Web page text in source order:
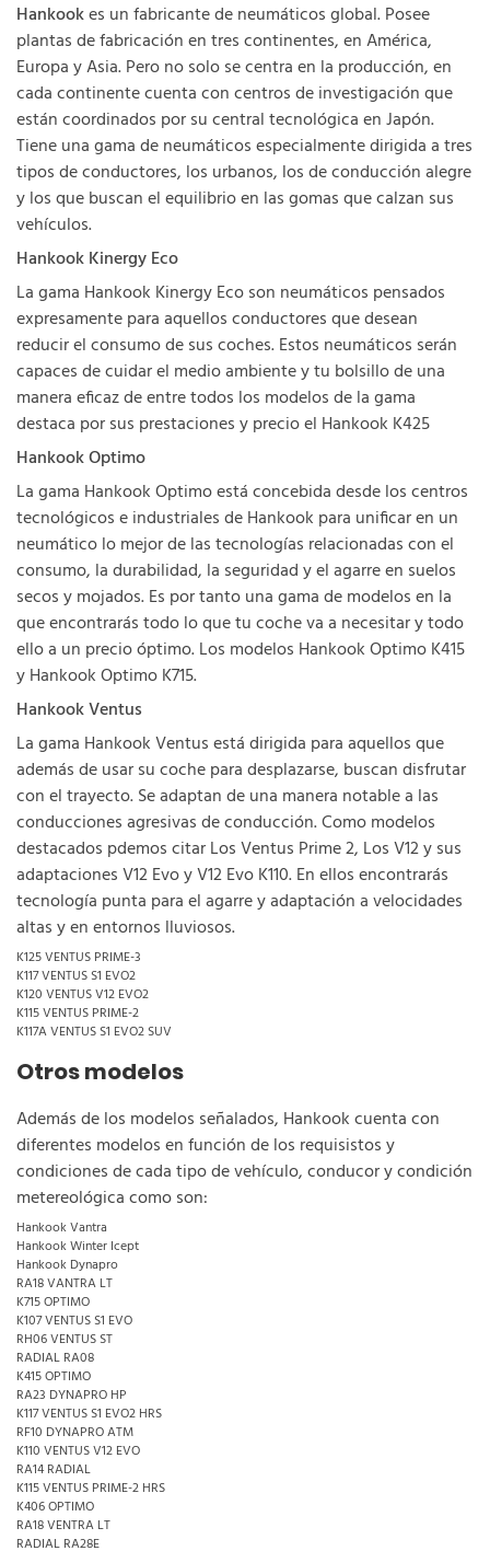
Hankookes un fabricante de neumáticos global. Posee
plantas de fabricación en tres continentes, en América,
Europa y Asia. Pero no solo se centra en la producción, en
cada continente cuenta con centros de investigación que
están coordinados por su central tecnológica en Japón.
Tiene una gama de neumáticos especialmente dirigida a tres
tipos de conductores, los urbanos, los de conducción alegre
y los que buscan el equilibrio en las gomas que calzan sus
vehículos.
Hankook Kinergy Eco
La gama Hankook Kinergy Eco son neumáticos pensados
expresamente para aquellos conductores que desean
reducir el consumo de sus coches. Estos neumáticos serán
capaces de cuidar el medio ambiente y tu bolsillo de una
manera eficaz de entre todos los modelos de la gama
destaca por sus prestaciones y precio el Hankook K425
Hankook Optimo
La gama Hankook Optimo está concebida desde los centros
tecnológicos e industriales de Hankook para unificar en un
neumático lo mejor de las tecnologías relacionadas con el
consumo, la durabilidad, la seguridad y el agarre en suelos
secos y mojados. Es por tanto una gama de modelos en la
que encontrarás todo lo que tu coche va a necesitar y todo
ello a un precio óptimo. Los modelos Hankook Optimo K415
y Hankook Optimo K715.
Hankook Ventus
La gama Hankook Ventus está dirigida para aquellos que
además de usar su coche para desplazarse, buscan disfrutar
con el trayecto. Se adaptan de una manera notable a las
conducciones agresivas de conducción. Como modelos
destacados pdemos citar Los Ventus Prime 2, Los V12 y sus
adaptaciones V12 Evo y V12 Evo K110. En ellos encontrarás
tecnología punta para el agarre y adaptación a velocidades
altas y en entornos lluviosos.
K125 VENTUS PRIME-3
K117 VENTUS S1 EVO2
K120 VENTUS V12 EVO2
K115 VENTUS PRIME-2
K117A VENTUS S1 EVO2 SUV
Otros modelos
Además de los modelos señalados, Hankook cuenta con
diferentes modelos en función de los requisistos y
condiciones de cada tipo de vehículo, conducor y condición
metereológica como son:
Hankook Vantra
Hankook Winter Icept
Hankook Dynapro
RA18 VANTRA LT
K715 OPTIMO
K107 VENTUS S1 EVO
RH06 VENTUS ST
RADIAL RA08
K415 OPTIMO
RA23 DYNAPRO HP
K117 VENTUS S1 EVO2 HRS
RF10 DYNAPRO ATM
K110 VENTUS V12 EVO
RA14 RADIAL
K115 VENTUS PRIME-2 HRS
K406 OPTIMO
RA18 VENTRA LT
RADIAL RA28E